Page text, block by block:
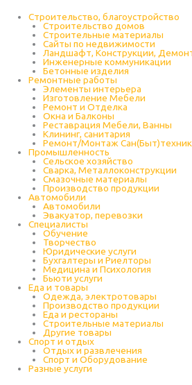
Строительство, благоустройство
Строительство домов
Строительные материалы
Сайты по недвижимости
Ландшафт, Конструкции,
Инженерные коммуникации
Бетонные изделия
Ремонтные работы
Элементы интерьера
Изготовление Мебели
Ремонт и Отделка
Окна и Балконы
Реставрация Мебели, Ванны
Клининг, санитария
Ремонт/Монтаж
Промышленность
Cельское хозяйство
Сварка, Металлоконструкции
Cмазочные материалы
Производство продукции
Автомобили
Автомобили
Эвакуатор, перевозки
Специалисты
Обучение
Творчество
Юридические услуги
Бухгалтеры и Риелторы
Медицина и Психология
Бьюти услуги
Еда и товары
Одежда, электротовары
Производство продукции
Еда и рестораны
Строительные материалы
Другие товары
Спорт и отдых
Отдых и развлечения
Спорт и Оборудование
Разные услуги